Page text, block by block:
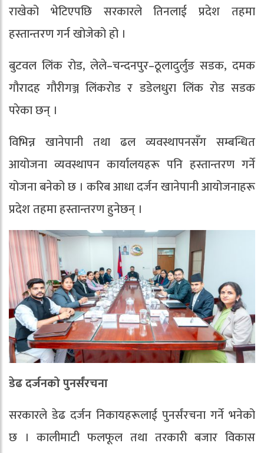
राखेको भेटिएपछि सरकारले तिनलाई प्रदेश तहमा
हस्तान्तरण गर्न खोजेको हो ।
बुटवल लिंक रोड, लेले–चन्दनपुर–ठूलादुर्लुङ सडक, दमक
गौरादह गौरीगञ्ज लिंकरोड र डडेलधुरा लिंक रोड सडक
परेका छन् ।
विभिन्न खानेपानी तथा ढल व्यवस्थापनसँग सम्बन्धित
आयोजना व्यवस्थापन कार्यालयहरू पनि हस्तान्तरण गर्ने
योजना बनेको छ । करिब आधा दर्जन खानेपानी आयोजनाहरू
प्रदेश तहमा हस्तान्तरण हुनेछन् ।
डेढ दर्जनको पुनर्संरचना
सरकारले डेढ दर्जन निकायहरूलाई पुनर्संरचना गर्ने भनेको
छ । कालीमाटी फलफूल तथा तरकारी बजार विकास